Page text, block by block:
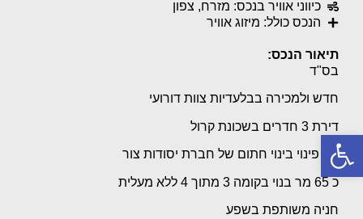
פתח סרגל נגישות
כיווני אוויר בנכס: מזרח, צפון
הנכס כולל: מיזוג אוויר
תיאור הנכס:
בס"ד
חדש ולמכירה בבלעדיות צוות דורועי
דירת 3 חדרים בשכונת קרול
עם פינוי בינוי חתום של חברת יסודות צור
כ 65 מר בנוי בקומה 3 מתוך 4 ללא מעלית
חניה משותפת בשפע